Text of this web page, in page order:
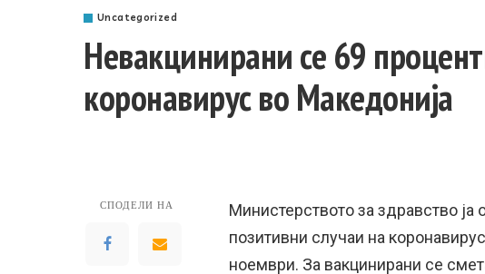
Uncategorized
Невакцинирани се 69
коронавирус во Македонија
СПОДЕЛИ НА
Министерството за здравство ја
позитивни случаи на
ноември. За вакцинирани се